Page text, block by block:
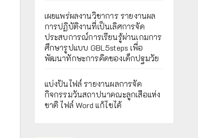
เผยแพร่ผลงานวิชาการ รายงานผล
การปฏิบัติงานที่เป็นเลิศการจัด
ประสบการณ์การเรียนรู้ผ่านเกมการ
ศึกษารูปแบบ GBL5steps เพื่อ
พัฒนาทักษะการคิดของเด็กปฐมวัย
แบ่งปันไฟล์ รายงานผลการจัด
กิจกรรมวันสถาปนาคณะลูกเสือแห่ง
ชาติ ไฟล์ Word แก้ไขได้